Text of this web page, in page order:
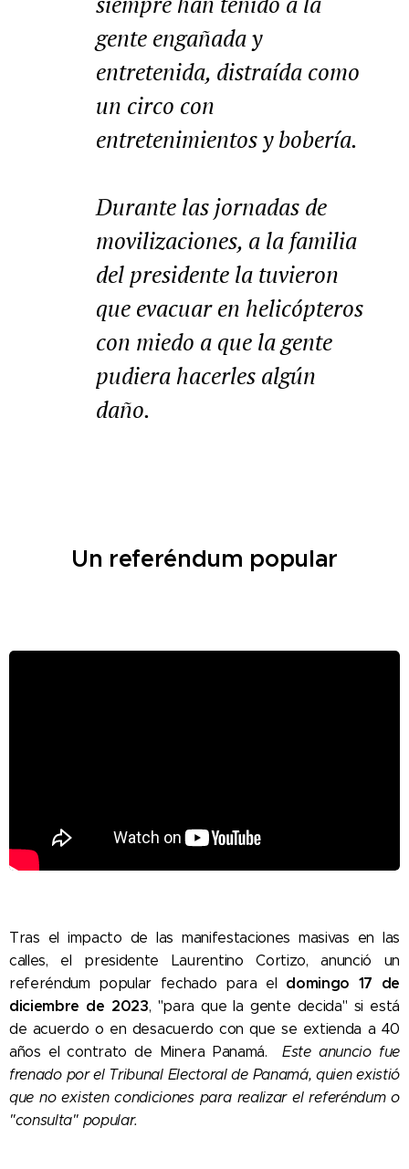
gente engañada y
entretenida, distraída como
un circo con
entretenimientos y bobería.
Durante las jornadas de
movilizaciones, a la familia
del presidente la tuvieron
que evacuar en helicópteros
con miedo a que la gente
pudiera hacerles algún
daño.
Un referéndum popular
Tras el impacto de las manifestaciones masivas en las
calles, el presidente Laurentino Cortizo, anunció un
referéndum popular fechado para el domingo 17 de
diciembre de 2023, "para que la gente decida" si está
de acuerdo o en desacuerdo con que se extienda a 40
años el contrato de Minera Panamá.
Este anuncio fue
frenado por el Tribunal Electoral de Panamá, quien existió
que no existen condiciones para realizar el referéndum o
"consulta" popular.